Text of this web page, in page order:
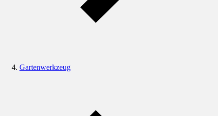
Gartenwerkzeug